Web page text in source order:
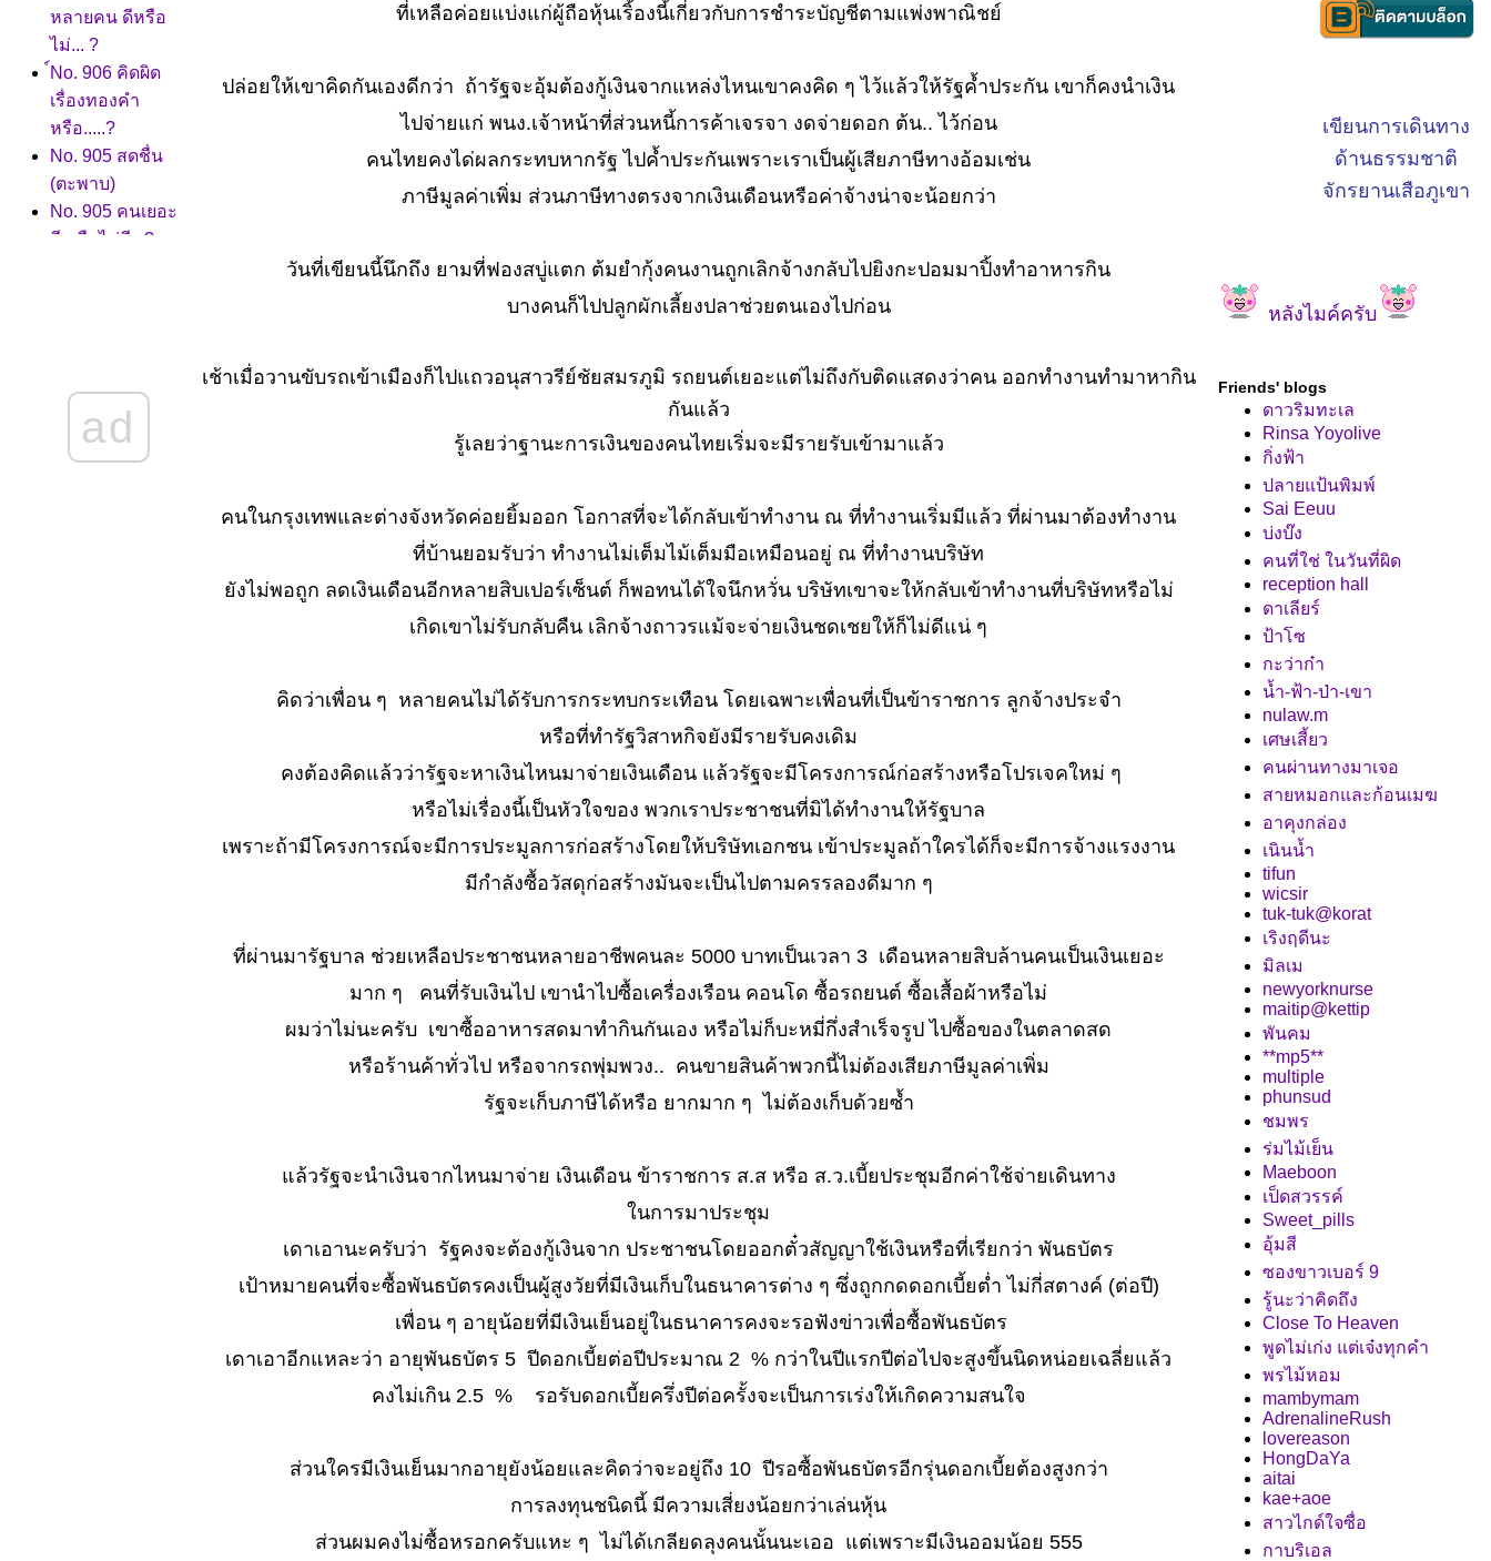
หลายคน ดีหรือ
ไม่... ?
์No. 906 คิดผิด
เรื่องทองคำ
หรือ.....?
No. 905 สดชื่น
(ตะพาบ)
No. 905 คนเยอะ
ดี หรือไม่ดี...?
จมตี..?
No. 902 กรรม
สะท้อนยอกย้อน
ad
ที่เหลือค่อยแบ่งแก่ผู้ถือหุ้นเริ้องนี้เกี่ยวกับการชำระบัญชีตามแพ่งพาณิชย์
ปล่อยให้เขาคิดกันเองดีกว่า ถ้ารัฐจะอุ้มต้องกู้เงินจากแหล่งไหนเขาคงคิด ๆ ไว้แล้วให้รัฐค้ำประกัน เขาก็คงนำเงิน
ไปจ่ายแก่ พนง.เจ้าหน้าที่ส่วนหนี้การค้าเจรจา งดจ่ายดอก ต้น.. ไว้ก่อน
คนไทยคงได่ผลกระทบหากรัฐ ไปค้ำประกันเพราะเราเป็นผู้เสียภาษีทางอ้อมเช่น
ภาษีมูลค่าเพิ่ม ส่วนภาษีทางตรงจากเงินเดือนหรือค่าจ้างน่าจะน้อยกว่า
วันที่เขียนนี้นึกถึง ยามที่ฟองสบู่แตก ต้มยำกุ้งคนงานถูกเลิกจ้างกลับไปยิงกะปอมมาปิ้งทำอาหารกิน
บางคนก็ไปปลูกผักเลี้ยงปลาช่วยตนเองไปก่อน
เช้าเมื่อวานขับรถเข้าเมืองก็ไปแถวอนุสาวรีย์ชัยสมรภูมิ รถยนต์เยอะแต่ไม่ถึงกับติดแสดงว่าคน ออกทำงานทำมาหากิน
กันแล้ว
รู้เลยว่าฐานะการเงินของคนไทยเริ่มจะมีรายรับเข้ามาแล้ว
คนในกรุงเทพและต่างจังหวัดค่อยยิ้มออก โอกาสที่จะได้กลับเข้าทำงาน ณ ที่ทำงานเริ่มมีแล้ว ที่ผ่านมาต้องทำงาน
ที่บ้านยอมรับว่า ทำงานไม่เต็มไม้เต็มมือเหมือนอยู่ ณ ที่ทำงานบริษัท
ังไม่พอถูก ลดเงินเดือนอีกหลายสิบเปอร์เซ็นต์ ก็พอทนได้ใจนึกหวั่น บริษัทเขาจะให้กลับเข้าทำงานที่บริษัทหรือไม่
เกิดเขาไม่รับกลับคืน เลิกจ้างถาวรแม้จะจ่ายเงินชดเชยให้ก็ไม่ดีแน่ ๆ
คิดว่าเพื่อน ๆ หลายคนไม่ได้รับการกระทบกระเทือน โดยเฉพาะเพื่อนที่เป็นข้าราชการ ลูกจ้างประจำ
หรือที่ทำรัฐวิสาหกิจยังมีรายรับคงเดิม
คงต้องคิดแล้วว่ารัฐจะหาเงินไหนมาจ่ายเงินเดือน แล้วรัฐจะมีโครงการณ์ก่อสร้างหรือโปรเจคใหม่ ๆ
หรือไม่เรื่องนี้เป็นหัวใจของ พวกเราประชาชนที่มิได้ทำงานให้รัฐบาล
เพราะถ้ามีโครงการณ์จะมีการประมูลการก่อสร้างโดยให้บริษัทเอกชน เข้าประมูลถ้าใครได้ก็จะมีการจ้างแรงงาน
มีกำลังซื้อวัสดุก่อสร้างมันจะเป็นไปตามครรลองดีมาก ๆ
ที่ผ่านมารัฐบาล ช่วยเหลือประชาชนหลายอาชีพคนละ 5000 บาทเป็นเวลา 3 เดือนหลายสิบล้านคนเป็นเงินเยอะ
มาก ๆ คนที่รับเงินไป เขานำไปซื้อเครื่องเรือน คอนโด ซื้อรถยนต์ ซื้อเสื้อผ้าหรือไม่
ผมว่าไม่นะครับ เขาซื้ออาหารสดมาทำกินกันเอง หรือไม่ก็บะหมี่กึ่งสำเร็จรูป ไปซื้อของในตลาดสด
หรือร้านค้าทั่วไป หรือจากรถพุ่มพวง.. คนขายสินค้าพวกนี้ไม่ต้องเสียภาษีมูลค่าเพิ่ม
รัฐจะเก็บภาษีได้หรือ ยากมาก ๆ ไม่ต้องเก็บด้วยซ้ำ
ล้วรัฐจะนำเงินจากไหนมาจ่าย เงินเดือน ข้าราชการ ส.ส หรือ ส.ว.เบี้ยประชุมอีกค่าใช้จ่ายเดินทาง
นการมาประชุม
เดาเอานะครับว่า รัฐคงจะต้องกู้เงินจาก ประชาชนโดยออกตั๋วสัญญาใช้เงินหรือที่เรียกว่า พันธบัตร
เป้าหมายคนที่จะซื้อพันธบัตรคงเป็นผู้สูงวัยที่มีเงินเก็บในธนาคารต่าง ๆ ซึ่งถูกกดดอกเบี้ยต่ำ ไม่กี่สตางค์ (ต่อปี)
เพื่อน ๆ อายุน้อยที่มีเงินเย็นอยู่ในธนาคารคงจะรอฟังข่าวเพื่อซื้อพันธบัตร
เดาเอาอีกแหละว่า อายุพันธบัตร 5 ปีดอกเบี้ยต่อปีประมาณ 2 % กว่าในปีแรกปีต่อไปจะสูงขึ้นนิดหน่อยเฉลี่ยแล้ว
คงไม่เกิน 2.5 % รอรับดอกเบี้ยครึ่งปีต่อครั้งจะเป็นการเร่งให้เกิดความสนใจ
ส่วนใครมีเงินเย็นมากอายุยังน้อยและคิดว่าจะอยู่ถึง 10 ปีรอซื้อพันธบัตรอีกรุ่นดอกเบี้ยต้องสูงกว่า
การลงทุนชนิดนี้ มีความเสี่ยงน้อยกว่าเล่นหุ้น
ส่วนผมคงไม่ซื้อหรอกครับแหะ ๆ ไม่ได้เกลียดลุงคนนั้นนะเออ แต่เพราะมีเงินออมน้อย 555
เขียนการเดินทาง
ด้านธรรมชาติ
จักรยานเสือภูเขา
หลังไมค์ครับ
Friends' blogs
ดาวริมทะเล
Rinsa Yoyolive
กิ่งฟ้า
ปลายแป้นพิมพ์
Sai Eeuu
บ่งบ๊ง
คนที่ใช่ ในวันที่ผิด
reception hall
ดาเลียร์
ป้าโซ
กะว่าก๋า
น้ำ-ฟ้า-ป่า-เขา
nulaw.m
เศษเสี้ยว
คนผ่านทางมาเจอ
สายหมอกและก้อนเมฆ
อาคุงกล่อง
เนินน้ำ
tifun
wicsir
tuk-tuk@korat
เริงฤดีนะ
มิลเม
newyorknurse
maitip@kettip
พันคม
**mp5**
multiple
phunsud
ชมพร
ร่มไม้เย็น
Maeboon
เป็ดสวรรค์
Sweet_pills
อุ้มสี
ซองขาวเบอร์ 9
รู้นะว่าคิดถึง
Close To Heaven
พูดไม่เก่ง แต่เจ๋งทุกคำ
พรไม้หอม
mambymam
AdrenalineRush
lovereason
HongDaYa
aitai
kae+aoe
สาวไกด์ใจซื่อ
กาบริเอล